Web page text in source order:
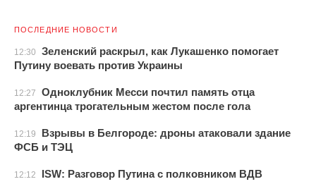
ПОСЛЕДНИЕ НОВОСТИ
12:30
Зеленский раскрыл, как Лукашенко помогает
Путину воевать против Украины
12:27
Одноклубник Месси почтил память отца
аргентинца трогательным жестом после гола
12:19
Взрывы в Белгороде: дроны атаковали здание
ФСБ и ТЭЦ
12:12
ISW: Разговор Путина с полковником ВДВ